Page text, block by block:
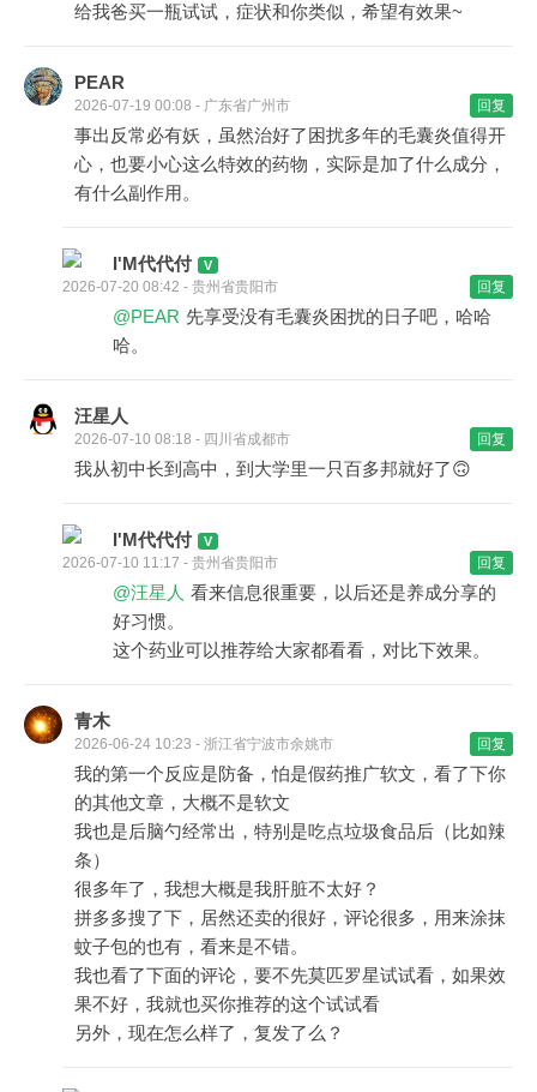
给我爸买一瓶试试，症状和你类似，希望有效果~
PEAR
2026-07-19 00:08 - 广东省广州市 回复
事出反常必有妖，虽然治好了困扰多年的毛囊炎值得开
心，也要小心这么特效的药物，实际是加了什么成分，
有什么副作用。
I'M代代付
2026-07-20 08:42 - 贵州省贵阳市 回复
@PEAR 先享受没有毛囊炎困扰的日子吧，哈哈
哈。
汪星人
2026-07-10 08:18 - 四川省成都市 回复
我从初中长到高中，到大学里一只百多邦就好了🙃
I'M代代付
2026-07-10 11:17 - 贵州省贵阳市 回复
@汪星人 看来信息很重要，以后还是养成分享的
好习惯。
这个药业可以推荐给大家都看看，对比下效果。
青木
2026-06-24 10:23 - 浙江省宁波市余姚市 回复
我的第一个反应是防备，怕是假药推广软文，看了下你
的其他文章，大概不是软文
我也是后脑勺经常出，特别是吃点垃圾食品后（比如辣
条）
很多年了，我想大概是我肝脏不太好？
拼多多搜了下，居然还卖的很好，评论很多，用来涂抹
蚊子包的也有，看来是不错。
我也看了下面的评论，要不先莫匹罗星试试看，如果效
果不好，我就也买你推荐的这个试试看
另外，现在怎么样了，复发了么？